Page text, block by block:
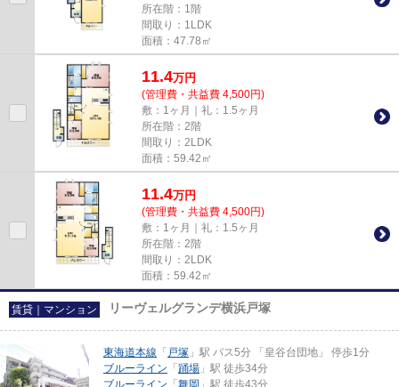
所在階：1階
間取り：1LDK
面積：47.78㎡
11.4万円
(管理費・共益費 4,500円)
敷：1ヶ月｜礼：1.5ヶ月
所在階：2階
間取り：2LDK
面積：59.42㎡
11.4万円
(管理費・共益費 4,500円)
敷：1ヶ月｜礼：1.5ヶ月
所在階：2階
間取り：2LDK
面積：59.42㎡
賃貸｜マンション リーヴェルグランデ横浜戸塚
東海道本線 「 戸塚 」駅 バス5分 「皇谷台団地」 停歩1分
ブルーライン 「 踊場 」駅 徒歩34分
ブルーライン 「 舞岡 」駅 徒歩43分